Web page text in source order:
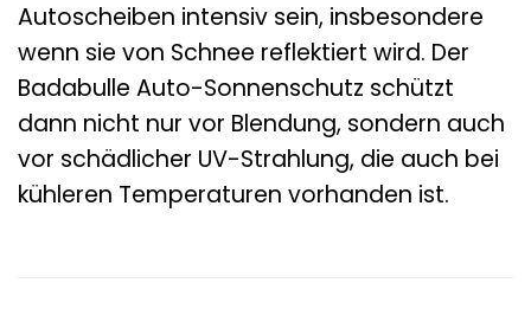
Autoscheiben intensiv sein, insbesondere
wenn sie von Schnee reflektiert wird. Der
Badabulle Auto-Sonnenschutz schützt
dann nicht nur vor Blendung, sondern auch
vor schädlicher UV-Strahlung, die auch bei
kühleren Temperaturen vorhanden ist.